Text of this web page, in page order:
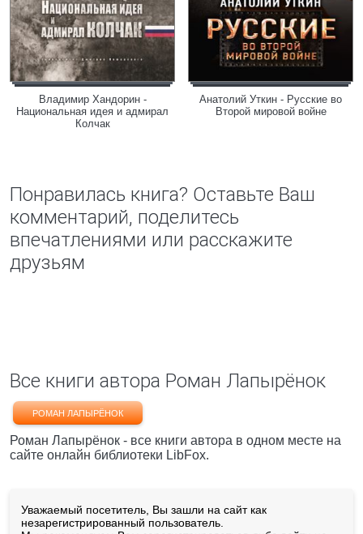
Владимир Хандорин -
Национальная идея и адмирал
Колчак
Анатолий Уткин - Русские во
Второй мировой войне
Понравилась книга? Оставьте Ваш
комментарий, поделитесь
впечатлениями или расскажите
друзьям
Все книги автора Роман Лапырёнок
РОМАН ЛАПЫРЁНОК
Роман Лапырёнок - все книги автора в одном месте на
сайте онлайн библиотеки LibFox.
Уважаемый посетитель, Вы зашли на сайт как
незарегистрированный пользователь.